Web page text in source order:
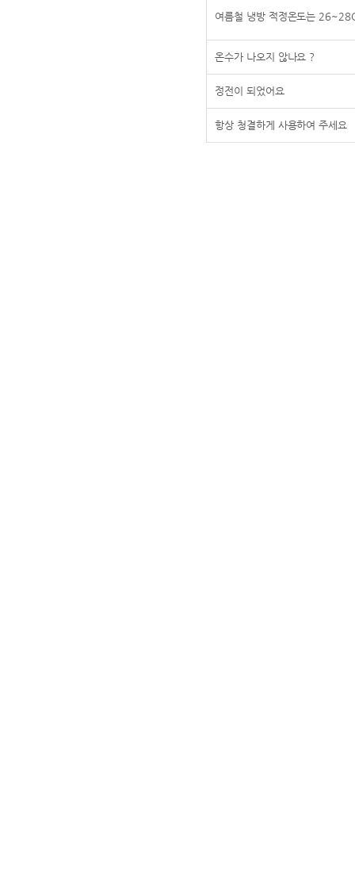
여름철 냉방 적정온도는
온수가 나오지 않나요 ?
정전이 되었어요
항상 청결하게 사용하여 주세요